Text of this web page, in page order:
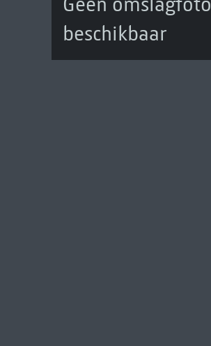
Geen omslagfoto
beschikbaar